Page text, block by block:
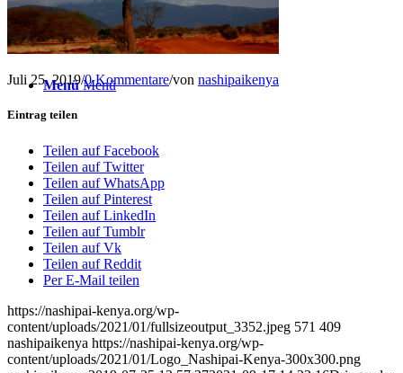
Menü Menü
Juli 25, 2019/0 Kommentare/von nashipaikenya
Eintrag teilen
Teilen auf Facebook
Teilen auf Twitter
Teilen auf WhatsApp
Teilen auf Pinterest
Teilen auf LinkedIn
Teilen auf Tumblr
Teilen auf Vk
Teilen auf Reddit
Per E-Mail teilen
https://nashipai-kenya.org/wp-
content/uploads/2021/01/fullsizeoutput_3352.jpeg 571 409
nashipaikenya https://nashipai-kenya.org/wp-
content/uploads/2021/01/Logo_Nashipai-Kenya-300x300.png